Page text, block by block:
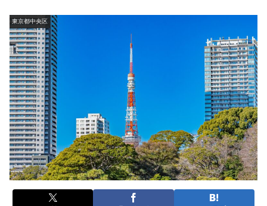
東京都中央区